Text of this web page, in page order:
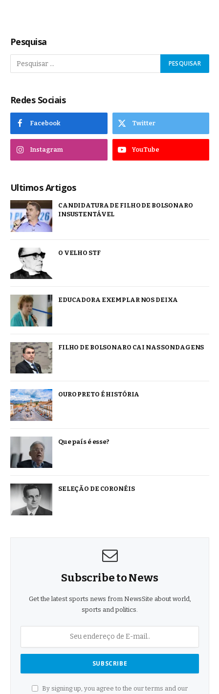
Pesquisa
Redes Sociais
Facebook Twitter
Instagram YouTube
Ultimos Artigos
CANDIDATURA DE FILHO DE BOLSONARO
INSUSTENTÁVEL
O VELHO STF
EDUCADORA EXEMPLAR NOS DEIXA
FILHO DE BOLSONARO CAI NAS SONDAGENS
OURO PRETO É HISTÓRIA
Que país é esse?
SELEÇÃO DE CORONÉIS
Subscribe to News
Get the latest sports news from NewsSite about world,
sports and politics.
By signing up, you agree to the our terms and our